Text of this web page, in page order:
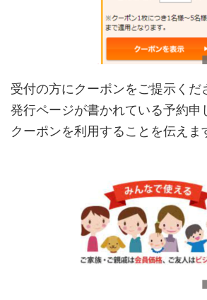
受付の方にクーポンをご提示くだ
発行ページが書かれている予約申
クーポンを利用することを伝えま